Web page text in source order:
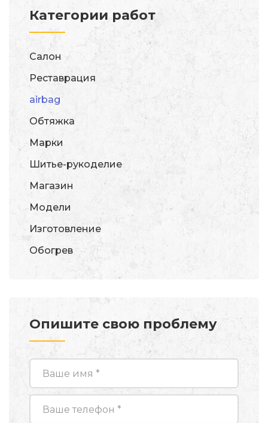
Категории работ
Салон
Реставрация
airbag
Обтяжка
Марки
Шитье-рукоделие
Магазин
Модели
Изготовление
Обогрев
Опишите свою проблему